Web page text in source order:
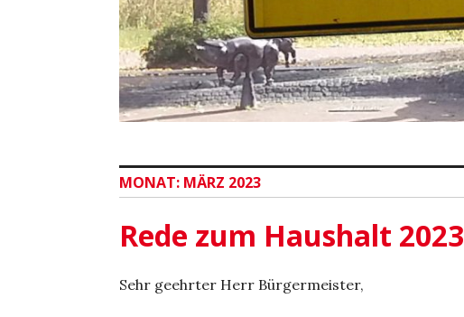
MONAT: MÄRZ 2023
Rede zum Haushalt 2023
Sehr geehrter Herr Bürgermeister,